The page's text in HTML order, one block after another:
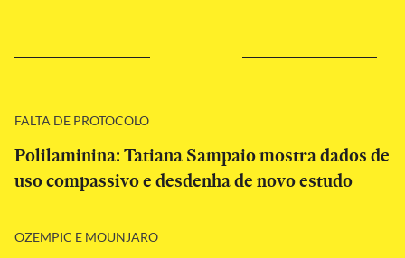
FALTA DE PROTOCOLO
Polilaminina: Tatiana Sampaio mostra dados de
uso compassivo e desdenha de novo estudo
OZEMPIC E MOUNJARO